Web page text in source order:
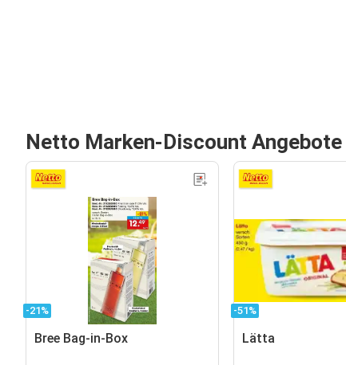
Netto Marken-Discount Angebote
-21%
Bree Bag-in-Box
-51%
Lätta